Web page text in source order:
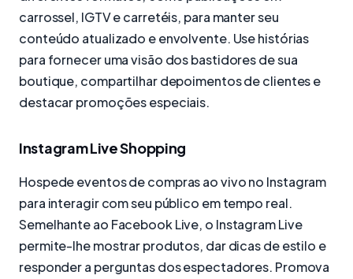
carrossel, IGTV e carretéis, para manter seu
conteúdo atualizado e envolvente. Use histórias
para fornecer uma visão dos bastidores de sua
boutique, compartilhar depoimentos de clientes e
destacar promoções especiais.
Instagram Live Shopping
Hospede eventos de compras ao vivo no Instagram
para interagir com seu público em tempo real.
Semelhante ao Facebook Live, o Instagram Live
permite-lhe mostrar produtos, dar dicas de estilo e
responder a perguntas dos espectadores. Promova